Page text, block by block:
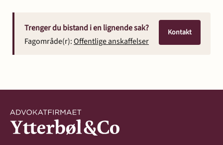
Trenger du bistand i en lignende sak?
Fagområde(r):Offentlige anskaffelser
Kontakt